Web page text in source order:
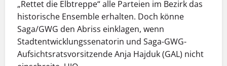
„Rettet die Elbtreppe“ alle Parteien im Bezirk das
historische Ensemble erhalten. Doch könne
Saga/GWG den Abriss einklagen, wenn
Stadtentwicklungssenatorin und Saga-GWG-
Aufsichtsratsvorsitzende Anja Hajduk (GAL) nicht